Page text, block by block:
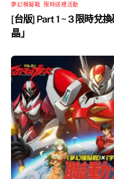
夢幻模擬戰 限時送禮活動
[台版] Part 1 ~ 3 限時兌
晶」